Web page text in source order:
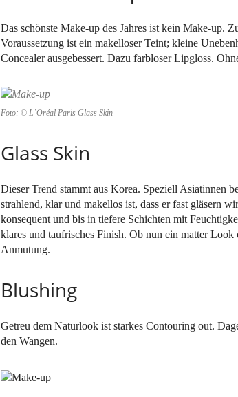
Das schönste Make-up des Jahres ist kein Make-up.
Voraussetzung ist ein makelloser Teint; kleine
Concealer ausgebessert. Dazu farbloser Lipgloss.
Foto: © L’Oréal Paris Glass Skin
Glass Skin
Dieser Trend stammt aus Korea. Speziell Asiatinnen
strahlend, klar und makellos ist, dass er fast gläsern
konsequent und bis in tiefere Schichten mit
klares und taufrisches Finish. Ob nun ein matter
Anmutung.
Blushing
Getreu dem Naturlook ist starkes Contouring out.
den Wangen.